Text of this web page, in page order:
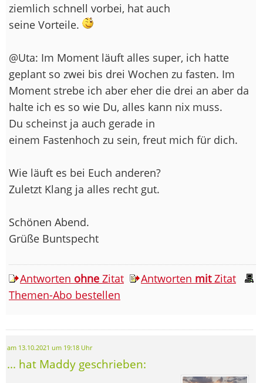
ziemlich schnell vorbei, hat auch
seine Vorteile.
@Uta: Im Moment läuft alles super, ich hatte
geplant so zwei bis drei Wochen zu fasten. Im
Moment strebe ich aber eher die drei an aber da
halte ich es so wie Du, alles kann nix muss.
Du scheinst ja auch gerade in
einem Fastenhoch zu sein, freut mich für dich.
Wie läuft es bei Euch anderen?
Zuletzt Klang ja alles recht gut.
Schönen Abend.
Grüße Buntspecht
Antworten ohne Zitat Antworten mitZitat
Themen-Abo bestellen
am 13.10.2021 um 19:18 Uhr
... hat Maddy geschrieben: